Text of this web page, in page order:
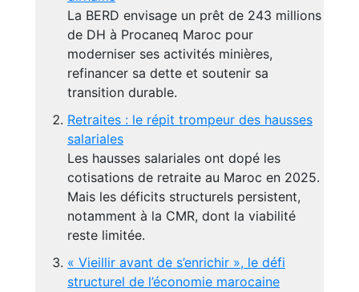
La BERD envisage un prêt de 243 millions
de DH à Procaneq Maroc pour
moderniser ses activités minières,
refinancer sa dette et soutenir sa
transition durable.
Retraites : le répit trompeur des hausses
salariales
Les hausses salariales ont dopé les
cotisations de retraite au Maroc en 2025.
Mais les déficits structurels persistent,
notamment à la CMR, dont la viabilité
reste limitée.
« Vieillir avant de s’enrichir », le défi
structurel de l’économie marocaine